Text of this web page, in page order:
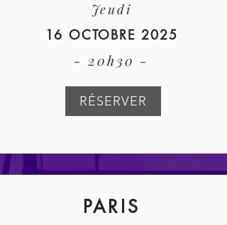
Jeudi
16 OCTOBRE 2025
- 20h30 -
RÉSERVER
PARIS